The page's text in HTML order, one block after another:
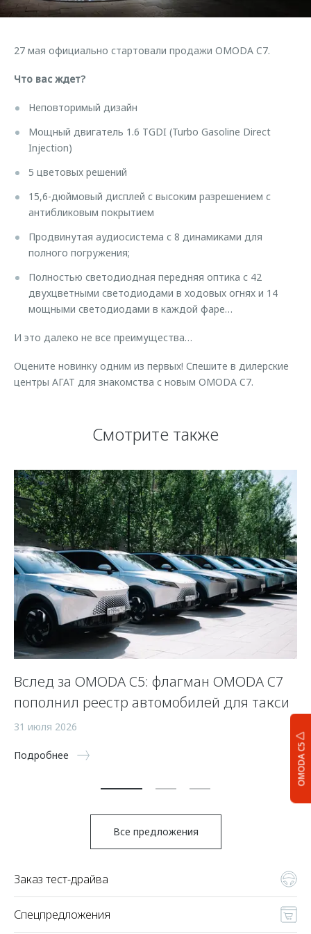
Страхование
Аксессуары
Одежда и сувениры
Оригинальные аксессуары
Запчасти
Трейд-ин
Калькулятор трейд-ин
Дополнительная техническая поддержка
Клиентская поддержка
O&J Автоклуб
Клуб владельцев OMODA
Приложение O&J
Аксессуары
Одежда и сувениры
Оригинальные аксессуары
Обратная связь
OMODA C5
27 мая официально стартовали продажи OMODA C7.
Что вас ждет?
Неповторимый дизайн
Мощный двигатель 1.6 TGDI (Turbo Gasoline Direct
Injection)
5 цветовых решений
15,6-дюймовый дисплей с высоким разрешением с
антибликовым покрытием
Продвинутая аудиосистема с 8 динамиками для
полного погружения;
Полностью светодиодная передняя оптика с 42
двухцветными светодиодами в ходовых огнях и 14
мощными светодиодами в каждой фаре…
И это далеко не все преимущества…
Оцените новинку одним из первых! Спешите в дилерские
центры АГАТ для знакомства с новым OMODA C7.
Смотрите также
Вслед за OMODA C5: флагман OMODA C7
пополнил реестр автомобилей для такси
31 июля 2026
Подробнее
5
Все предложения
Заказ тест-драйва
Спецпредложения